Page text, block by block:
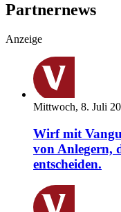
Partnernews
Anzeige
Mittwoch, 8. Juli
Wirf mit
von Anlegern,
entscheiden.